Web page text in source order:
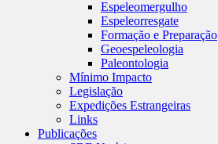
Espeleomergulho
Espeleorresgate
Formação e Preparação
Geoespeleologia
Paleontologia
Mínimo Impacto
Legislação
Expedições Estrangeiras
Links
Publicações